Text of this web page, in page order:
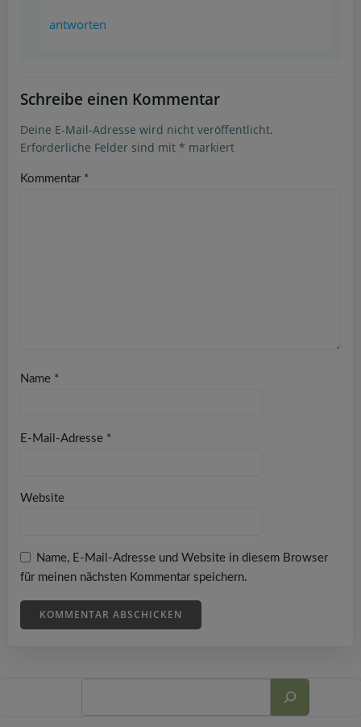
antworten
Schreibe einen Kommentar
Deine E-Mail-Adresse wird nicht veröffentlicht.
Erforderliche Felder sind mit * markiert
Kommentar *
Name *
E-Mail-Adresse *
Website
Name, E-Mail-Adresse und Website in diesem Browser
für meinen nächsten Kommentar speichern.